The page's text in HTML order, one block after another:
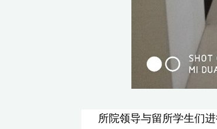
所院领导与留所学生们